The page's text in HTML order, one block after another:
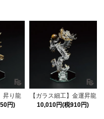
昇り龍
円)
【ガラス細工】金運昇龍
10,010円(税910円)